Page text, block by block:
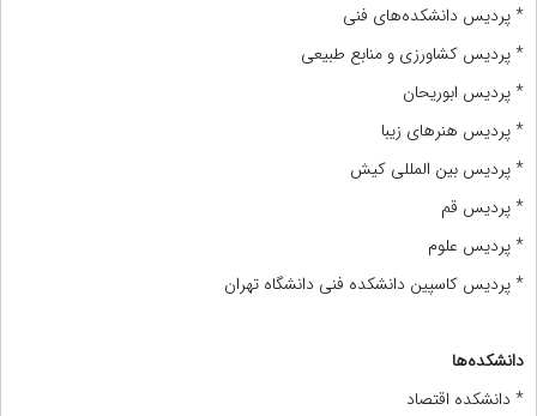
* پردیس دانشکده‌های فنی
* پردیس کشاورزی و منابع طبیعی
* پردیس ابوریحان
* پردیس هنرهای زیبا
* پردیس بین المللی کیش
* پردیس قم
* پردیس علوم
* پردیس کاسپین دانشکده فنی دانشگاه تهران
دانشکده‌ها
* دانشکده اقتصاد